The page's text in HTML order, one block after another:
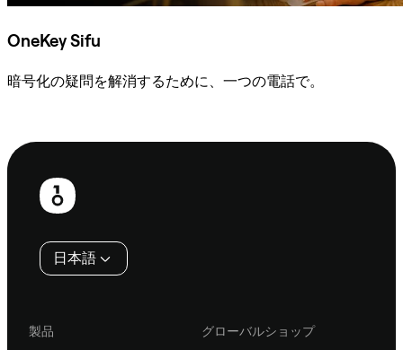
OneKey Sifu
暗号化の疑問を解消するために、一つの電話で。
フ
日本語
製品
グローバルショップ